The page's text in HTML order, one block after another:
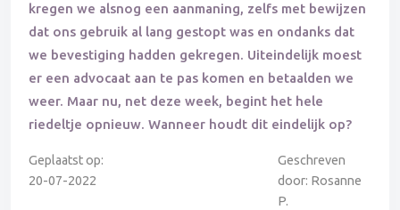
kregen we alsnog een aanmaning, zelfs met bewijzen
dat ons gebruik al lang gestopt was en ondanks dat
we bevestiging hadden gekregen. Uiteindelijk moest
er een advocaat aan te pas komen en betaalden we
weer. Maar nu, net deze week, begint het hele
riedeltje opnieuw. Wanneer houdt dit eindelijk op?
Geplaatst op:
20-07-2022
Geschreven
door: Rosanne
P.